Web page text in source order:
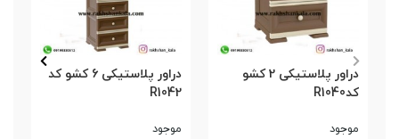
دراور پلاستیکی 2 کشو
کدR1040
موجود
دراور پلاستیکی 6 کشو کد
R1042
موجود